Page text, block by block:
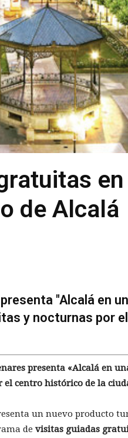
de Alcalá
"Alcalá en
y nocturnas por
presenta «Alcalá en
centro histórico de la
un nuevo producto
de visitas guiadas